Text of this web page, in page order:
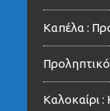
Καπέλα :
Καλοκαίρι :